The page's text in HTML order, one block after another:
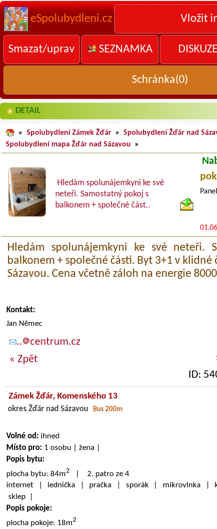
eSpolubydleni.cz Vložit
Smazat/uprav SEZNAMKA
Schránka(0)
DETAIL
» Spolubydlení Zámek Žďár »
Spolubydlení Žďár nad
Spolubydlení mapa Žďár nad Sázavou
»
Hledám spolunájemkyni ke své
neteři. Samostatný pokoj s
balkonem + společné část..
Hledám spolunájemkyni ke své neteři.
balkonem + společné části. Byt 3+1 v klidné
Sázavou. Cena včetně záloh na energie
Kontakt:
Jan Němec
..
centrum.cz
« Zpět
ID:
Zámek Žďár, Komenského 13
okres Žďár nad Sázavou Bus 200m
Volné od: ihned
Místo pro: 1 osobu | žena |
Popis bytu:
plocha bytu: 84m2
| 2. patro ze 4
internet | lednička | pračka | sporák | mikrovlnka |
sklep |
Popis pokoje:
plocha pokoje: 18m2